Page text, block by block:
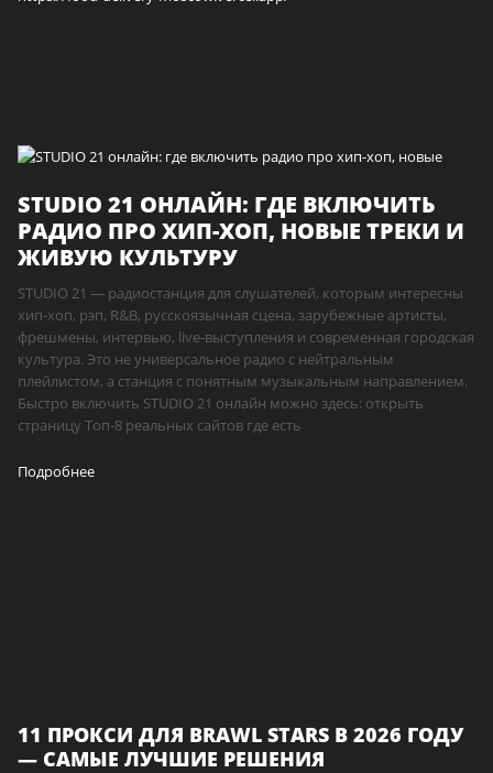
STUDIO 21 ОНЛАЙН: ГДЕ ВКЛЮЧИТЬ
РАДИО ПРО ХИП-ХОП, НОВЫЕ ТРЕКИ И
ЖИВУЮ КУЛЬТУРУ
STUDIO 21 — радиостанция для слушателей, которым интересны
хип-хоп, рэп, R&B, русскоязычная сцена, зарубежные артисты,
фрешмены, интервью, live-выступления и современная городская
культура. Это не универсальное радио с нейтральным
плейлистом, а станция с понятным музыкальным направлением.
Быстро включить STUDIO 21 онлайн можно здесь: открыть
страницу Топ-8 реальных сайтов где есть
Подробнее
11 ПРОКСИ ДЛЯ BRAWL STARS В 2026 ГОДУ
— САМЫЕ ЛУЧШИЕ РЕШЕНИЯ